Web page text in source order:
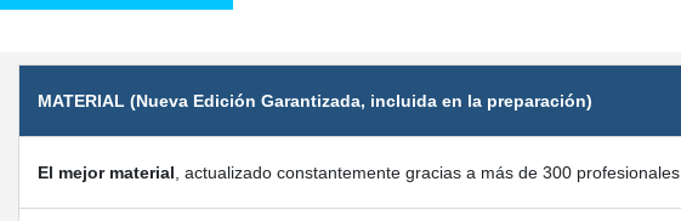
MATERIAL (Nueva Edición Garantizada, incluida en la preparación)
El mejor material , actualizado constantemente gracias a más de 300 profesionales